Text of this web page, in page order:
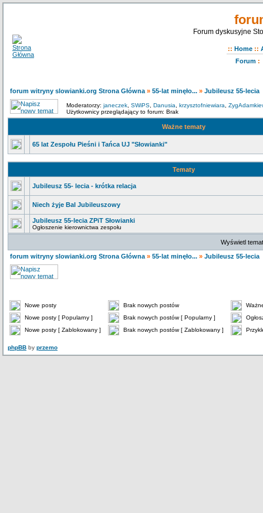
Forum dyskusyjne
:: Home ::
Forum:
forum witryny slowianki.org Strona Główna » 55-lat minęło... » Jubileusz 55-lecia
Moderatorzy: janeczek SWiPS Danusia krzysztofniewiara
Użytkownicy przeglądający to forum: Brak
Ważne tematy
65 lat Zespołu Pieśni i Tańca UJ "Słowianki"
Tematy
Jubileusz 55- lecia - krótka relacja
Niech żyje Bal Jubileuszowy
Jubileusz 55-lecia ZPiT Słowianki
Ogłoszenie kierownictwa zespołu
Wyświetl
forum witryny slowianki.org Strona Główna » 55-lat minęło... » Jubileusz 55-lecia
Nowe posty Brak nowych postów
Nowe posty [ Popularny ]
Brak nowych postów [ Popularny ]
Nowe posty [ Zablokowany ]
Brak nowych postów [ Zablokowany ]
phpBB by przemo